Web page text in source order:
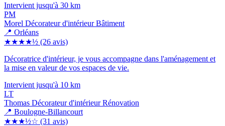
Intervient jusqu'à 30 km
PM
Morel Décorateur d'intérieur Bâtiment
📍 Orléans
★★★★½ (26 avis)
Décoratrice d'intérieur, je vous accompagne dans l'aménagement et
la mise en valeur de vos espaces de vie.
Intervient jusqu'à 10 km
LT
Thomas Décorateur d'intérieur Rénovation
📍 Boulogne-Billancourt
★★★½☆ (31 avis)